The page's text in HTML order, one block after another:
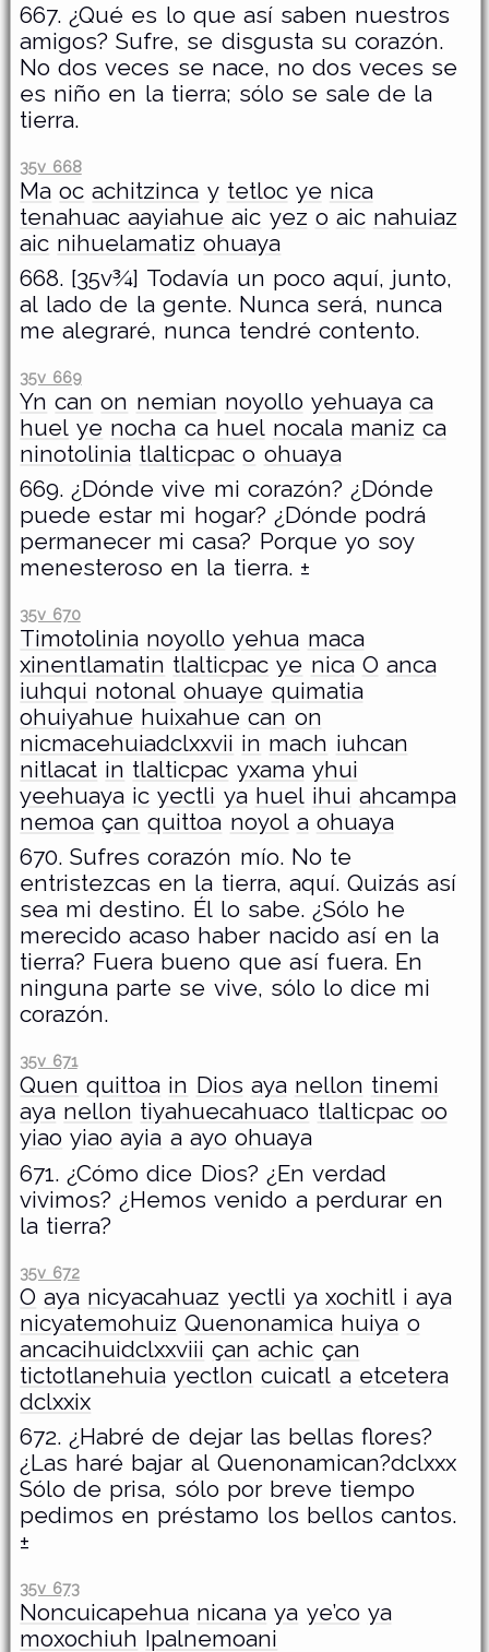
667. ¿Qué es lo que así saben nuestros
amigos? Sufre, se disgusta su corazón.
No dos veces se nace, no dos veces se
es niño en la tierra; sólo se sale de la
tierra.
35v 668
Ma oc achitzinca y tetloc ye nica
tenahuac aayiahue aic yez o aic nahuiaz
aic nihuelamatiz ohuaya
668. [35v¾] Todavía un poco aquí, junto,
al lado de la gente. Nunca será, nunca
me alegraré, nunca tendré contento.
35v 669
Yn can on nemian noyollo yehuaya ca
huel ye nocha ca huel nocala maniz ca
ninotolinia tlalticpac o ohuaya
669. ¿Dónde vive mi corazón? ¿Dónde
puede estar mi hogar? ¿Dónde podrá
permanecer mi casa? Porque yo soy
menesteroso en la tierra. ±
35v 670
Timotolinia noyollo yehua maca
xinentlamatin tlalticpac ye nica O anca
iuhqui notonal ohuaye quimatia
ohuiyahue huixahue can on
nicmacehuiadclxxvii in mach iuhcan
nitlacat in tlalticpac yxama yhui
yeehuaya ic yectli ya huel ihui ahcampa
nemoa çan quittoa noyol a ohuaya
670. Sufres corazón mío. No te
entristezcas en la tierra, aquí. Quizás así
sea mi destino. Él lo sabe. ¿Sólo he
merecido acaso haber nacido así en la
tierra? Fuera bueno que así fuera. En
ninguna parte se vive, sólo lo dice mi
corazón.
35v 671
Quen quittoa in Dios aya nellon tinemi
aya nellon tiyahuecahuaco tlalticpac oo
yiao yiao ayia a ayo ohuaya
671. ¿Cómo dice Dios? ¿En verdad
vivimos? ¿Hemos venido a perdurar en
la tierra?
35v 672
O aya nicyacahuaz yectli ya xochitl i aya
nicyatemohuiz Quenonamica huiya o
ancacihuidclxxviii çan achic çan
tictotlanehuia yectlon cuicatl a etcetera
dclxxix
672. ¿Habré de dejar las bellas flores?
¿Las haré bajar al Quenonamican?dclxxx
Sólo de prisa, sólo por breve tiempo
pedimos en préstamo los bellos cantos.
±
35v 673
Noncuicapehua nicana ya ye’co ya
moxochiuh Ipalnemoani